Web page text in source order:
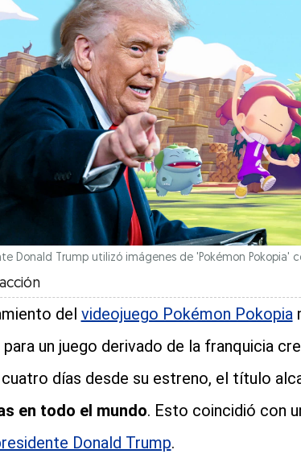
Donald Trump utilizó imágenes de 'Pokémon Pokopia'
del videojuego Pokémon Pokopia
un juego derivado de la franquicia
cuatro días desde su estreno, el título
en todo el mundo. Esto coincidió con
Donald Trump.